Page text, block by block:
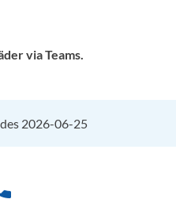
via Teams.
2026-06-25